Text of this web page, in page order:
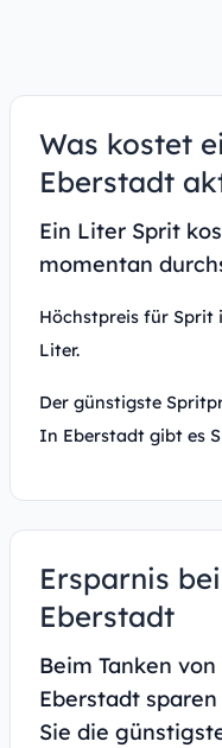
Was kostet
Eberstadt
Ein Liter Sprit
momentan
Höchstpreis für Sprit
Liter.
Der günstigste
In Eberstadt gibt es
Ersparnis
Eberstadt
Beim Tanken
Eberstadt sparen
Sie die